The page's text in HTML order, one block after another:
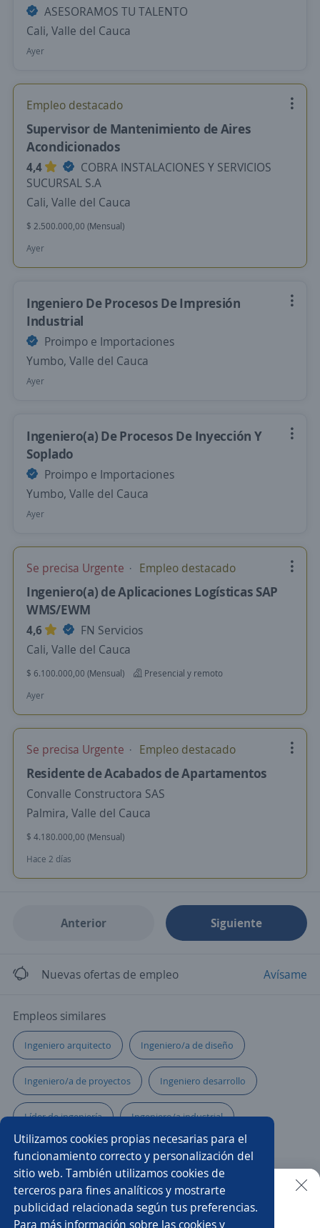
Utilizamos cookies propias necesarias para el
funcionamiento correcto y personalización del
sitio web. También utilizamos cookies de
terceros para fines analíticos y mostrarte
publicidad relacionada según tus preferencias.
Para más información sobre las cookies y
ASESORAMOS TU TALENTO
Cali, Valle del Cauca
Ayer
Empleo destacado
Supervisor de Mantenimiento de Aires
Acondicionados
4,4
COBRA INSTALACIONES Y SERVICIOS
SUCURSAL S.A
Cali, Valle del Cauca
$ 2.500.000,00 (Mensual)
Ayer
Ingeniero De Procesos De Impresión
Industrial
Proimpo e Importaciones
Yumbo, Valle del Cauca
Ayer
Ingeniero(a) De Procesos De Inyección Y
Soplado
Proimpo e Importaciones
Yumbo, Valle del Cauca
Ayer
Se precisa Urgente Empleo destacado
Ingeniero(a) de Aplicaciones Logísticas SAP
WMS/EWM
4,6
FN Servicios
Cali, Valle del Cauca
$ 6.100.000,00 (Mensual)
Presencial y remoto
Ayer
Se precisa Urgente Empleo destacado
Residente de Acabados de Apartamentos
Convalle Constructora SAS
Palmira, Valle del Cauca
$ 4.180.000,00 (Mensual)
Hace 2 días
Anterior Siguiente
Nuevas ofertas de empleo Avísame
Empleos similares
Ingeniero arquitecto Ingeniero/a de diseño
Ingeniero/a de proyectos Ingeniero desarrollo
Líder de ingeniería Ingeniero/a industrial
Ingeniero preventa Ingeniero ambiental
Analista de procesos Pasante de ingeniero civil
Agrónomo/a Ingeniero/a en sistemas
Buscar es más fácil en la app